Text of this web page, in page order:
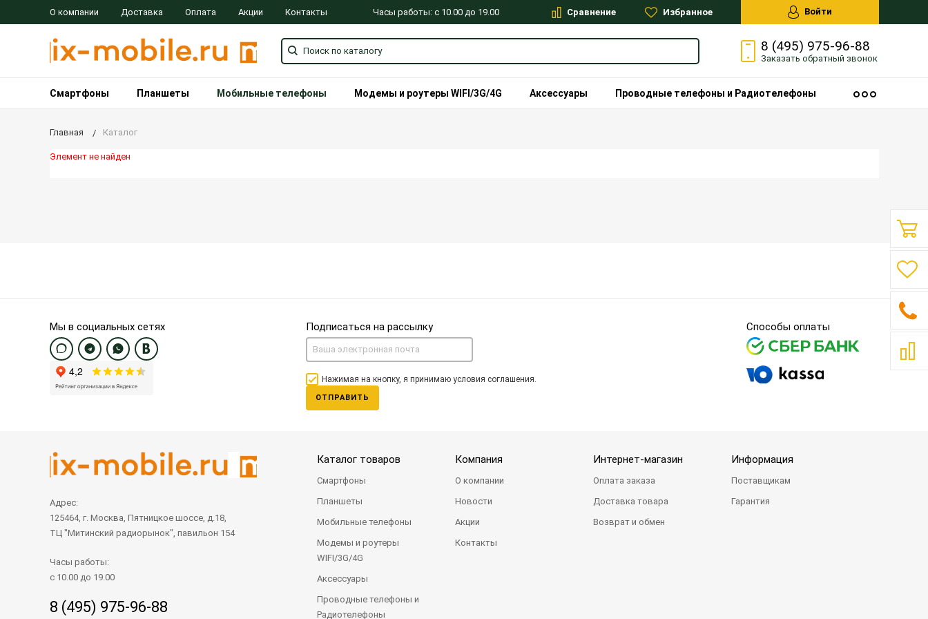
О компании Доставка Оплата Акции Контакты Часы работы: с 10.00 до 19.00 Сравнение Избранное Войти
8 (495) 975-96-88
Заказать обратный звонок
Смартфоны Планшеты Мобильные телефоны Модемы и роутеры WIFI/3G/4G Аксессуары Проводные телефоны и Радиотелефоны
Главная Каталог
Элемент не найден
Мы в социальных сетях Подписаться на рассылку
Нажимая на кнопку, я принимаю условия соглашения.
ОТПРАВИТЬ
Способы оплаты
Адрес:
125464, г. Москва, Пятницкое шоссе, д.18,
ТЦ "Митинский радиорынок", павильон 154
Часы работы:
с 10.00 до 19.00
8 (495) 975-96-88
Каталог товаров
Смартфоны
Планшеты
Мобильные телефоны
Модемы и роутеры
WIFI/3G/4G
Аксессуары
Проводные телефоны и
Радиотелефоны
Компания
О компании
Новости
Акции
Контакты
Интернет-магазин
Оплата заказа
Доставка товара
Возврат и обмен
Информация
Поставщикам
Гарантия